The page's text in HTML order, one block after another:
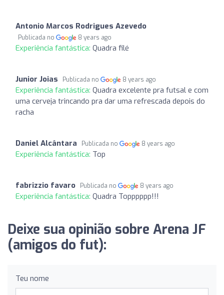
Antonio Marcos Rodrigues Azevedo
Publicada no 8 years ago
Experiência fantástica: Quadra filé
Junior Joias Publicada no 8 years ago
Experiência fantástica: Quadra excelente pra futsal e com
uma cerveja trincando pra dar uma refrescada depois do
racha
Daniel Alcântara Publicada no 8 years ago
Experiência fantástica: Top
fabrizzio favaro Publicada no 8 years ago
Experiência fantástica: Quadra Topppppp!!!
Deixe sua opinião sobre Arena JF
(amigos do fut):
Teu nome